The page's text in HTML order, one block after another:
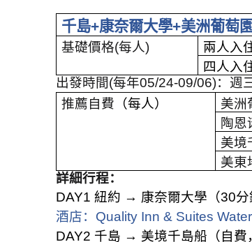
千島+康奈爾大學+美洲葡萄園
基礎價格(每人) 兩人入
四人入
出發時間(每年05/24-09/06)：週
推薦自費 （每人） 美洲
陶恩
美境
美東
詳細行程：
DAY1 紐約 → 康奈爾大學（30分
酒店： Quality Inn & Suites
DAY2 千島 → 美境千島船（自費